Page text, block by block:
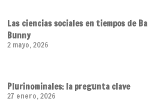
Las ciencias sociales en tiempos de
Bunny
2 mayo, 2026
Plurinominales: la pregunta clave
27 enero, 2026